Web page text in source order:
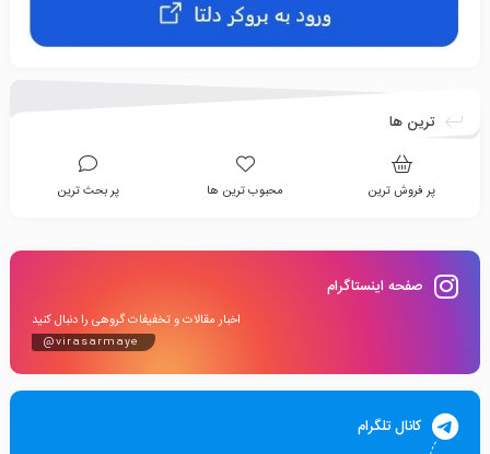
ترین ها
پر فروش ترین محبوب ترین ها پر بحث ترین
صفحه اینستاگرام
اخبار مقالات و تخفیفات گروهی را دنبال کنید
@virasarmaye
کانال تلگرام